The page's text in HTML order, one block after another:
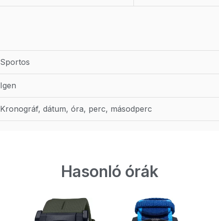
Sportos
Igen
Kronográf, dátum, óra, perc, másodperc
Hasonló órák